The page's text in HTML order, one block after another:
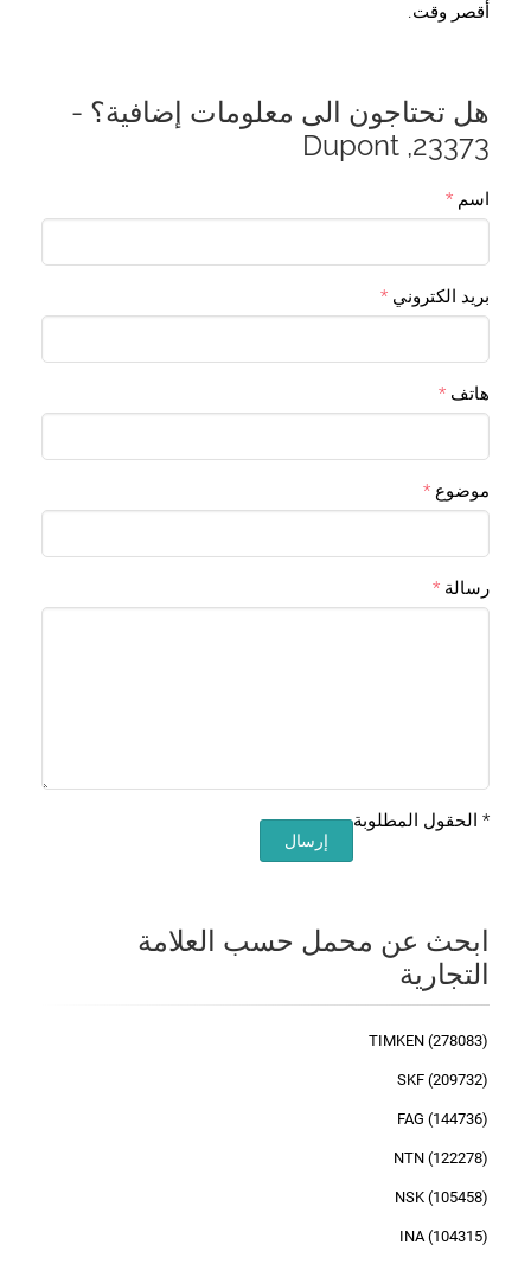
أقصر وقت.
هل تحتاجون الى معلومات إضافية؟ -
23373, Dupont
اسم
بريد الكتروني
هاتف
موضوع
رسالة
* الحقول المطلوبة
إرسال
ابحث عن محمل حسب العلامة
التجارية
TIMKEN (278083)
SKF (209732)
FAG (144736)
NTN (122278)
NSK (105458)
INA (104315)